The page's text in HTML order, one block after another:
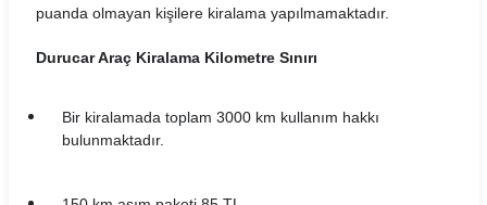
Kar Araç Kiralama Koşulları
Leader Araç Kiralama Koşulları
LeaseCar Araç Kiralama Koşulları
puanda olmayan kişilere kiralama yapılmamaktadır.
Durucar Araç Kiralama Kilometre Sınırı
Bir kiralamada toplam 3000 km kullanım hakkı
bulunmaktadır.